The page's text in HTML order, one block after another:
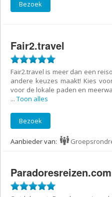
Bezoek
Fair2.travel
Fair2.travel is meer dan een
andere keuzes maakt! Kies
voor de lokale paden en
... Toon alles
Bezoek
Aanbieder van:
Paradoresreizen.com